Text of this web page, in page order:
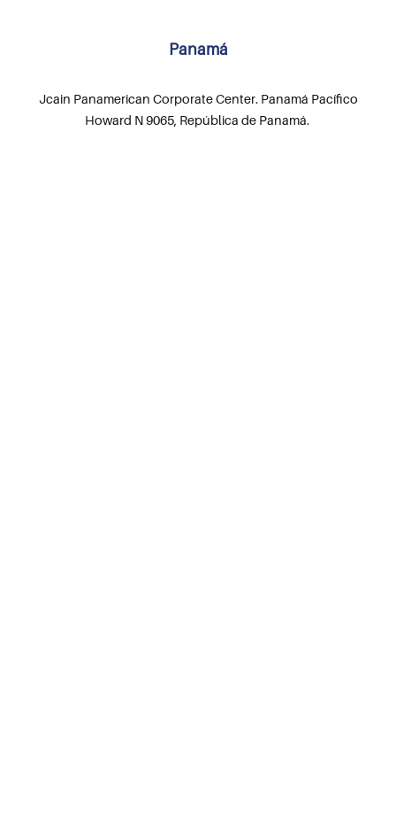
Panamá
Jcain Panamerican Corporate Center. Panamá Pacífico
Howard N 9065, República de Panamá.